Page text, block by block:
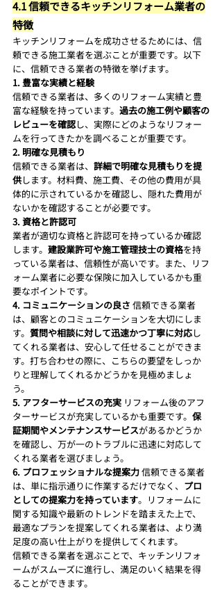
4.1 信頼できるキッチンリフォーム業者の
特徴
キッチンリフォームを成功させるためには、信
頼できる施工業者を選ぶことが重要です。以下
に、信頼できる業者の特徴を挙げます。
1. 豊富な実績と経験
信頼できる業者は、多くのリフォーム実績と豊
富な経験を持っています。 過去の施工例や顧客の
レビューを確認し、実際にどのようなリフォー
ムを行ってきたかを調べることが重要です。
2. 明確な見積もり
信頼できる業者は、 詳細で明確な見積もりを提
供します。材料費、施工費、その他の費用が具
体的に示されているかを確認し、隠れた費用が
ないかを確認することが必要です。
3. 資格と許認可
業者が適切な資格と許認可を持っているか確認
します。 建設業許可や施工管理技士の資格を持
っている業者は、信頼性が高いです。また、リフ
ォーム業者に必要な保険に加入しているかも重
要なポイントです。
4. コミュニケーションの良さ 信頼できる業者
は、顧客とのコミュニケーションを大切にしま
す。 質問や相談に対して迅速かつ丁寧に対応し
てくれる業者は、安心して任せることができま
す。打ち合わせの際に、こちらの要望をしっか
りと理解してくれるかどうかを見極めましょ
う。
5. アフターサービスの充実 リフォーム後のアフ
ターサービスが充実しているかも重要です。 保
証期間やメンテナンスサービスがあるかどうか
を確認し、万が一のトラブルに迅速に対応して
くれる業者を選びましょう。
6. プロフェッショナルな提案力 信頼できる業者
は、単に指示通りに作業するだけでなく、 プロ
としての提案力を持っています。リフォームに
関する知識や最新のトレンドを踏まえた上で、
最適なプランを提案してくれる業者は、より満
足度の高い仕上がりを提供してくれます。
信頼できる業者を選ぶことで、キッチンリフォ
ームがスムーズに進行し、満足のいく結果を得
ることができます。